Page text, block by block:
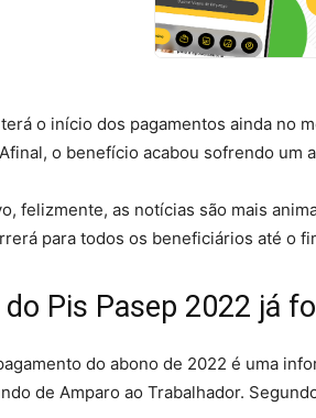
o início dos pagamentos ainda no
o benefício acabou sofrendo um
felizmente, as notícias são mais
para todos os beneficiários até o
Pis Pasep 2022 já
do abono de 2022 é uma
de Amparo ao Trabalhador.